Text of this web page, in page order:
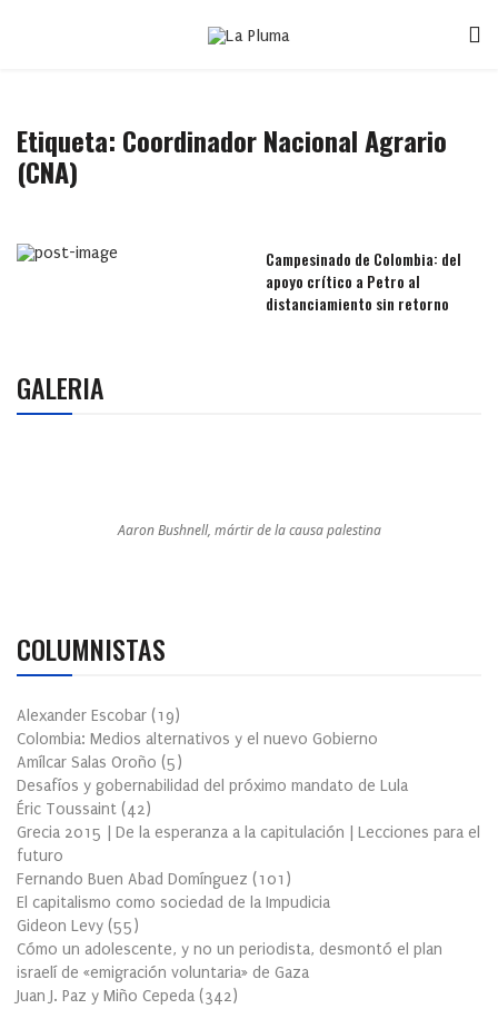
Etiqueta: Coordinador Nacional Agrario
(CNA)
Campesinado de Colombia: del
apoyo crítico a Petro al
distanciamiento sin retorno
GALERIA
Aaron Bushnell, mártir de la causa palestina
COLUMNISTAS
Alexander Escobar (19)
Colombia: Medios alternativos y el nuevo Gobierno
Amílcar Salas Oroño (5)
Desafíos y gobernabilidad del próximo mandato de Lula
Éric Toussaint (42)
Grecia 2015 | De la esperanza a la capitulación | Lecciones para el
futuro
Fernando Buen Abad Domínguez (101 )
El capitalismo como sociedad de la Impudicia
Gideon Levy (55)
Cómo un adolescente, y no un periodista, desmontó el plan
israelí de «emigración voluntaria» de Gaza
Juan J. Paz y Miño Cepeda (342)